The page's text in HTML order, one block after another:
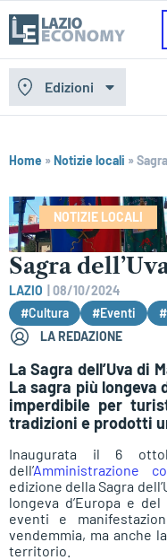
Edizioni
Home »Notizie locali »
NOTIZIE LOCALI
Sagra
LAZIO
08/10/2024
#Cultura
#Eventi
LA REDAZIONE
La Sagra dell’Uva di
La sagra più
imperdibile per
tradizioni e prodotti
Inaugurata il 6
dell’Amministrazione
edizione della Sagra
longeva d’Europa e
eventi e
vendemmia, ma anche
territorio.